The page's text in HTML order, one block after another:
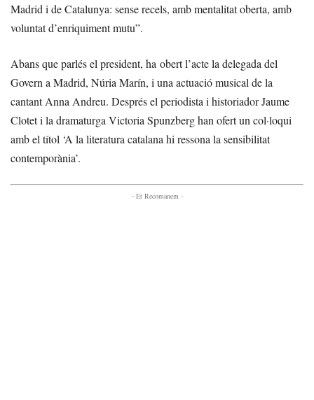
Madrid i de Catalunya: sense recels, amb mentalitat oberta, amb
voluntat d’enriquiment mutu”.
Abans que parlés el president, ha obert l’acte la delegada del
Govern a Madrid, Núria Marín, i una actuació musical de la
cantant Anna Andreu. Després el periodista i historiador Jaume
Clotet i la dramaturga Victoria Spunzberg han ofert un col·loqui
amb el títol ‘A la literatura catalana hi ressona la sensibilitat
contemporània’.
- Et Recomanem -